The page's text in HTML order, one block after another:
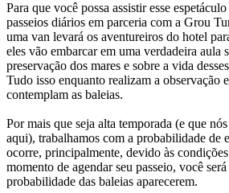
Para que você possa assistir esse
passeios diários em parceria com a Grou
uma van levará os aventureiros do hotel
eles vão embarcar em uma verdadeira aula
preservação dos mares e sobre a vida
Tudo isso enquanto realizam a observação
contemplam as baleias.
Por mais que seja alta temporada (e que
aqui), trabalhamos com a probabilidade de
ocorre, principalmente, devido às
momento de agendar seu passeio, você
probabilidade das baleias aparecerem.